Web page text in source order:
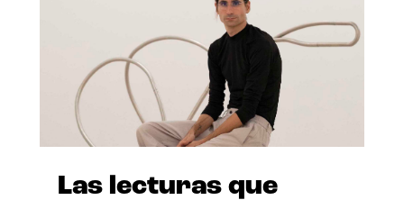
Las lecturas que